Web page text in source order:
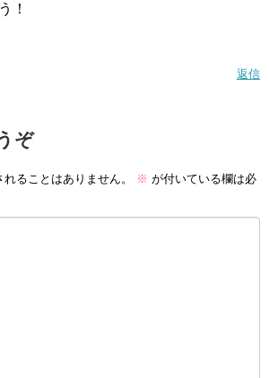
！
返信
ぞ
ることはありません。 ※ が付いている欄は必